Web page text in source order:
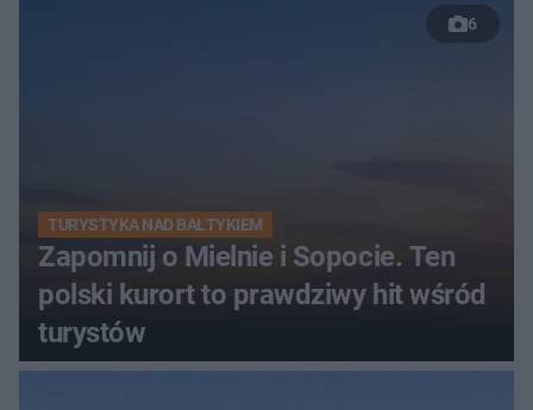
6
TURYSTYKA NAD BAŁTYKIEM
Zapomnij o Mielnie i Sopocie. Ten
polski kurort to prawdziwy hit wśród
turystów